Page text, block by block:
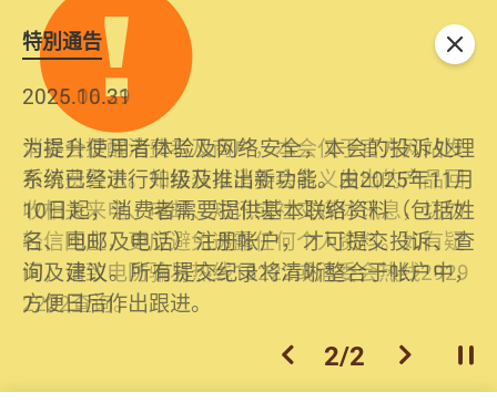
特別通告
2026.06.29
消委会提醒消费者及商户，本会仅于官方网站发
布消费警示。如接获以消委会名义发出的产品回
收相关来电、电邮、短讯或社交媒体讯息，切勿
轻信回应，更应避免透露任何个人资料。如有疑
问，请致电防骗易热线18222或消委会热线2929
2222查询。
2025.10.31
为提升使用者体验及网络安全，本会的投诉处理
系统已经进行升级及推出新功能。由2025年11月
10日起，消费者需要提供基本联络资料（包括姓
名、电邮及电话）注册帐户，才可提交投诉、查
询及建议。所有提交纪录将清晰整合于帐户中，
方便日后作出跟进。
上一个
2/2 下一个开
关闭